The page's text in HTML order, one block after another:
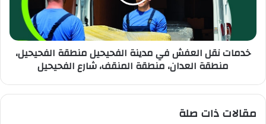
خدمات نقل العفش في مدينة الفحيحيل منطقة الفحيحيل،
منطقة العدان، منطقة المنقف، شارع الفحيحيل
مقالات ذات صلة